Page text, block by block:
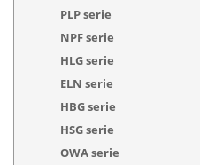
PLP serie
NPF serie
HLG serie
ELN serie
HBG serie
HSG serie
OWA serie